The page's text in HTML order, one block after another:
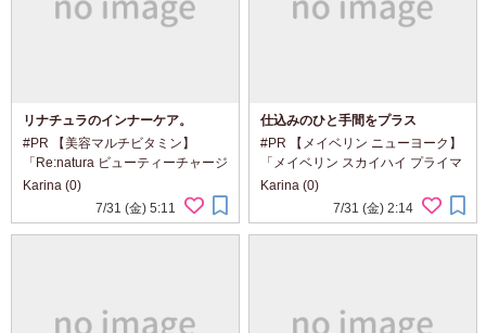
リナチュラのインナーケア。
#PR 【美容マルチビタミン】
「Re:natura ビューティーチャージ
マルチビタミン&ミネラル」
@renatura_official 美容のために何
か始めたいけれど、 スキンケアを
Karina (0)
7/31 (金) 5:11
仕込みのひと手間をプラス
#PR 【メイベリン ニューヨーク】
「メイベリン スカイハイ プライマ
ー」 「イベリン スカイハイ 01 ブ
ラック」 @maybelline メイベリン
の人気マスカラに、 仕込みのひと
Karina (0)
7/31 (金) 2:14